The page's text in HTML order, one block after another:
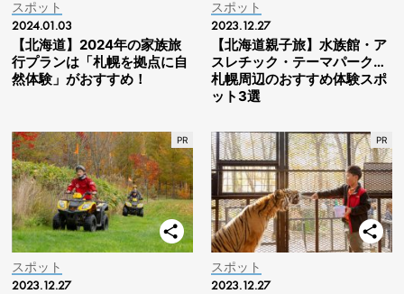
スポット
2024.01.03
【北海道】2024年の家族旅
行プランは「札幌を拠点に自
然体験」がおすすめ！
スポット
2023.12.27
【北海道親子旅】水族館・ア
スレチック・テーマパーク…
札幌周辺のおすすめ体験スポ
ット3選
スポット
2023.12.27
スポット
2023.12.27